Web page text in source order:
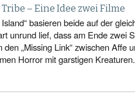
– Eine Idee zwei Filme
Island“ basieren beide auf der
unrund lief, dass am Ende zwei
den „Missing Link“ zwischen Affe
Horror mit garstigen Kreaturen.